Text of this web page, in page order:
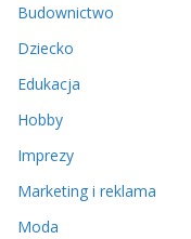
Budownictwo
Dziecko
Edukacja
Hobby
Imprezy
Marketing i reklama
Moda